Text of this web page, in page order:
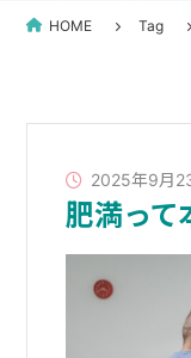
HOME Tag
2025年9月
肥満って